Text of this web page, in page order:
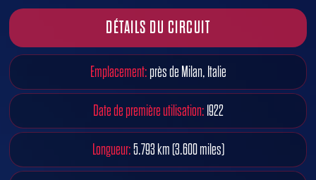
DÉTAILS DU CIRCUIT
Emplacement: près de Milan, Italie
Date de première utilisation: 1922
Longueur:5.793 km (3.600 miles)